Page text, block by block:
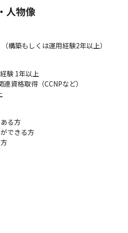
製造業など
VMware、Microsoft
取り扱うもの）
End Point
製品のみを取り扱っています。
案件を中心とした顧客が多く、最新
う機会が多い
人物像
構築もしくは運用経験2年以上）
験 1年以上
資格取得（CCNPなど）
る方
できる方